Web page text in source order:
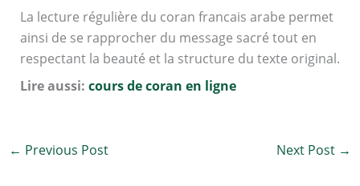
La lecture régulière du coran francais arabe permet
ainsi de se rapprocher du message sacré tout en
respectant la beauté et la structure du texte original.
Lire aussi: cours de coran en ligne
← Previous Post Next Post →